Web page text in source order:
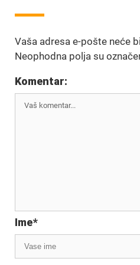
Vaša adresa e-pošte neće
Neophodna polja su
Komentar:
Ime*